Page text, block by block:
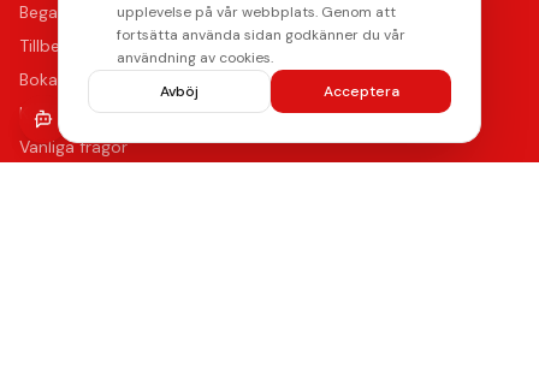
Begagnade mobiler
Tillbehör
Boka reparation
Kontakta oss
Vanliga frågor
upplevelse på vår webbplats. Genom att
fortsätta använda sidan godkänner du vår
användning av cookies.
Avböj
Acceptera